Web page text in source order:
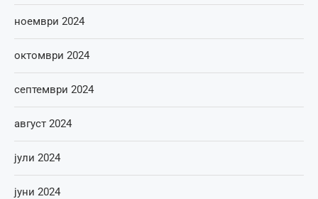
ноември 2024
октомври 2024
септември 2024
август 2024
јули 2024
јуни 2024